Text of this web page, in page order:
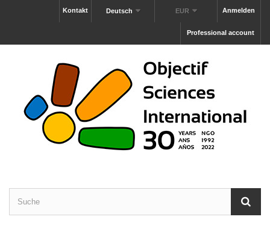
Anmelden
EUR
Deutsch
Kontakt
Professional account